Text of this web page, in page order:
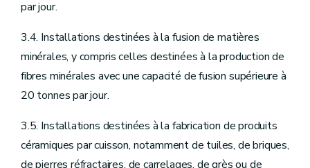
par jour.
3.4. Installations destinées à la fusion de matières
minérales, y compris celles destinées à la production de
fibres minérales avec une capacité de fusion supérieure à
20 tonnes par jour.
3.5. Installations destinées à la fabrication de produits
céramiques par cuisson, notamment de tuiles, de briques,
de pierres réfractaires, de carrelages, de grès ou de